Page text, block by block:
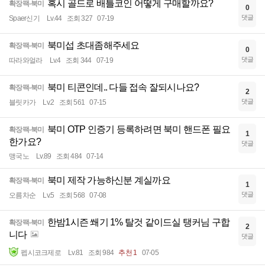
확장팩-북미 혹시 골드로 배틀코인 어떻게 구매할까요?
Spaer신기 Lv.44 조회 327 07-19
0
댓글
확장팩-북미 북미섭 초대좀해주세요
따라와얼라 Lv.4 조회 344 07-19
0
댓글
확장팩-북미 북미 티콘인데.. 다들 접속 잘되시나요?
블릿카가 Lv.2 조회 561 07-15
2
댓글
확장팩-북미
북미 OTP 인증기 등록하려면 북미 핸드폰 필요
한가요?
맹국노 Lv.89 조회 484 07-14
1
댓글
확장팩-북미 북미 제작 가능하신분 계실까요
오름차순 Lv.5 조회 568 07-08
1
댓글
확장팩-북미
한밤1시즌 쐐기 1% 탈것 같이드실 탱커님 구합
니다
펩시코크제로 Lv.81 조회 984 추천 1 07-05
2
댓글